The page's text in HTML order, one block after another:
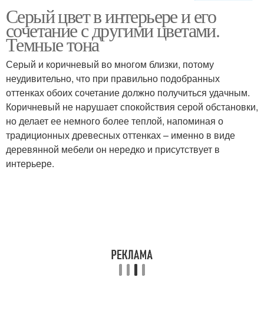
Отдельные цвета Цветы по цветотипу
Цвета на восприятие
Серый цвет в интерьере и его
сочетание с другими цветами.
Темные тона
Серый и коричневый во многом близки, потому
неудивительно, что при правильно подобранных
оттенках обоих сочетание должно получиться удачным.
Коричневый не нарушает спокойствия серой обстановки,
но делает ее немного более теплой, напоминая о
традиционных древесных оттенках – именно в виде
деревянной мебели он нередко и присутствует в
интерьере.